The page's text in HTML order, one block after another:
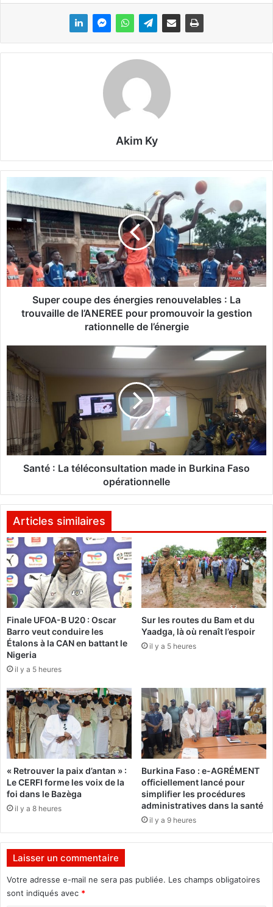
Akim Ky
u
p
e
r
c
o
u
p
é
n
e
r
g
e
s
r
u
l
a
b
l
e
s
:
L
a
t
o
u
v
a
i
l
l
e
d
e
A
E
Super coupe des énergies renouvelables : La
trouvaille de l’ANEREE pour promouvoir la gestion
rationnelle de l’énergie
S
t
é
L
a
t
é
c
n
s
u
l
t
a
t
i
o
n
m
a
e
i
n
B
u
r
k
i
n
a
s
o
o
p
Santé : La téléconsultation made in Burkina Faso
opérationnelle
Articles similaires
Finale UFOA-B U20 : Oscar
Barro veut conduire les
Étalons à la CAN en battant le
Nigeria
il y a 5 heures
Sur les routes du Bam et du
Yaadga, là où renaît l’espoir
il y a 5 heures
« Retrouver la paix d’antan » :
Le CERFI forme les voix de la
foi dans le Bazèga
il y a 8 heures
Burkina Faso : e-AGRÉMENT
officiellement lancé pour
simplifier les procédures
administratives dans la santé
il y a 9 heures
Laisser un commentaire
Votre adresse e-mail ne sera pas publiée. Les champs obligatoires
sont indiqués avec *